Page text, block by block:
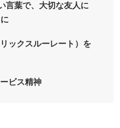
言葉で、大切な友人に
ックスルーレート）を
ビス精神